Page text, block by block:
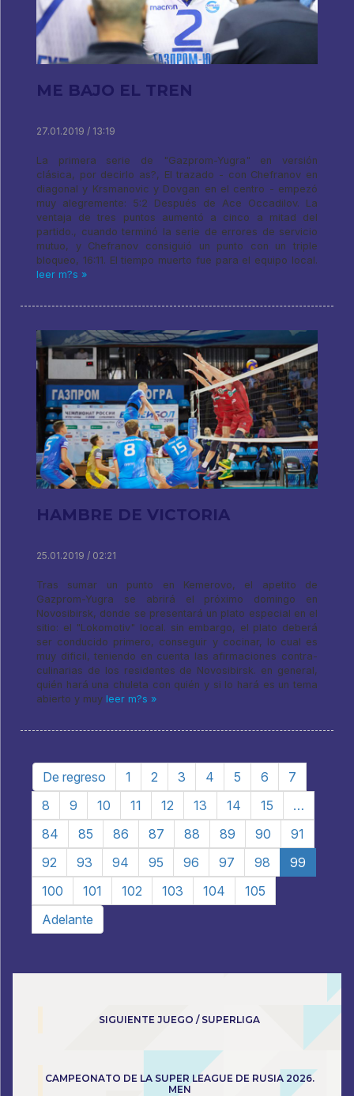
ME BAJO EL TREN
27.01.2019 / 13:19
La primera serie de "Gazprom-Yugra" en versión
clásica, por decirlo as?, El trazado - con Chefranov en
diagonal y Krsmanovic y Dovgan en el centro - empezó
muy alegremente: 5:2 Después de Ace Occadilov. La
ventaja de tres puntos aumentó a cinco a mitad del
partido., cuando terminó la serie de errores de servicio
mutuo, y Chefranov consiguió un punto con un triple
bloqueo, 16:11. El tiempo muerto fue para el equipo local.
leer m?s »
HAMBRE DE VICTORIA
25.01.2019 / 02:21
Tras sumar un punto en Kemerovo, el apetito de
Gazprom-Yugra se abrirá el próximo domingo en
Novosibirsk, donde se presentará un plato especial en el
sitio: el "Lokomotiv" local. sin embargo, el plato deberá
ser conducido primero, conseguir y cocinar, lo cual es
muy dificil, teniendo en cuenta las afirmaciones contra-
culinarias de los residentes de Novosibirsk. en general,
quién hará una chuleta con quién y si lo hará es un tema
abierto y muy leer m?s »
De regreso 1 2 3 4 5 6
7
8
9 10 11 12 13 14 15
…
84
85 86 87 88 89 90
91
92
93 94 95 96 97 98
99
100
101 102 103 104
105
Adelante
SIGUIENTE JUEGO / SUPERLIGA
CAMPEONATO DE LA SUPER LEAGUE DE RUSIA 2026.
MEN